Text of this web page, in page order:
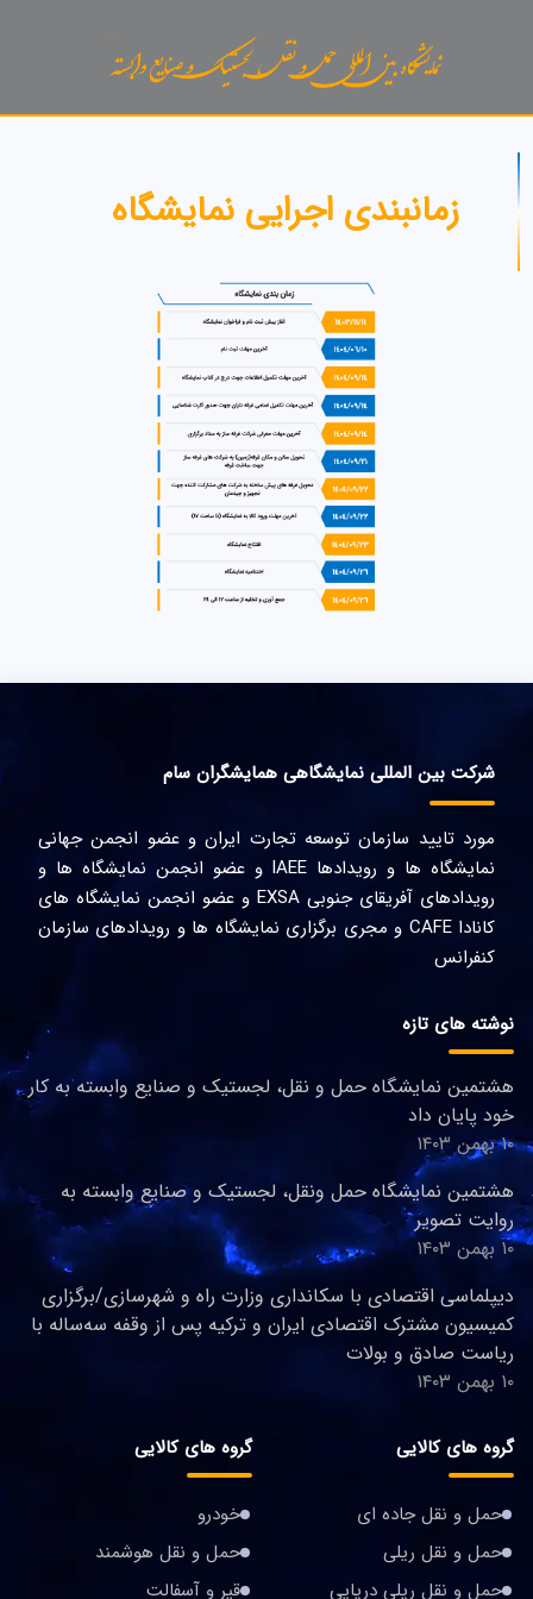
زمانبندی اجرایی نمایشگاه
شرکت بین المللی نمایشگاهی همایشگران سام
مورد تایید سازمان توسعه تجارت ایران و عضو انجمن جهانی
نمایشگاه ها و رویدادها IAEE و عضو انجمن نمایشگاه ها و
رویدادهای آفریقای جنوبی EXSA و عضو انجمن نمایشگاه های
کانادا CAFE و مجری برگزاری نمایشگاه ها و رویدادهای سازمان
کنفرانس
نوشته های تازه
هشتمین نمایشگاه حمل و نقل، لجستیک و صنایع وابسته به کار
خود پایان داد
۱۰ بهمن ۱۴۰۳
هشتمین نمایشگاه حمل ونقل، لجستیک و صنایع وابسته به
روایت تصویر
۱۰ بهمن ۱۴۰۳
دیپلماسی اقتصادی با سکانداری وزارت راه و شهرسازی/برگزاری
کمیسیون مشترک اقتصادی ایران و ترکیه پس از وقفه سه‌ساله با
ریاست صادق و بولات
۱۰ بهمن ۱۴۰۳
گروه های کالایی
حمل و نقل جاده ای
حمل و نقل ریلی
حمل و نقل ریلی دریایی
گروه های کالایی
خودرو
حمل و نقل هوشمند
قیر و آسفالت